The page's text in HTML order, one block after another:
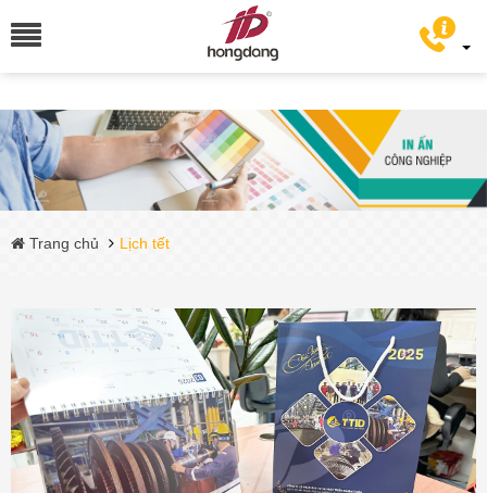
Trang chủ Lịch tết